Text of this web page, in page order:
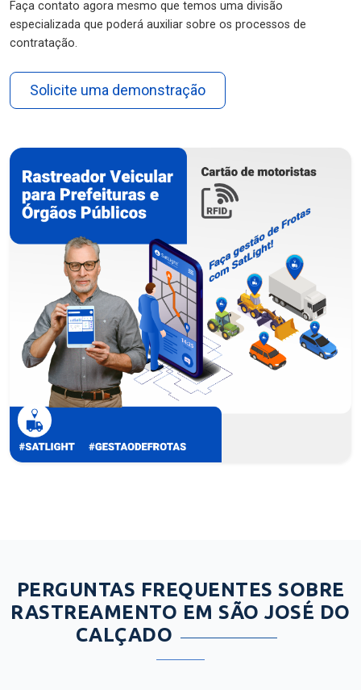
Faça contato agora mesmo que temos uma divisão
especializada que poderá auxiliar sobre os processos de
contratação.
Solicite uma demonstração
PERGUNTAS FREQUENTES SOBRE
RASTREAMENTO EM SÃO JOSÉ DO
CALÇADO